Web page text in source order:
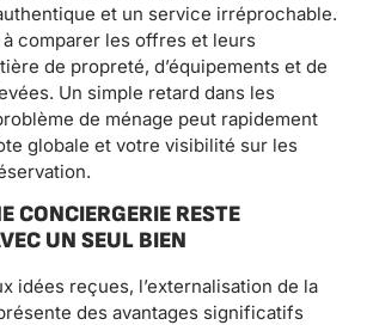
et un service irréprochable.
à comparer les offres et leurs
de propreté, d’équipements et de
Un simple retard dans les
de ménage peut rapidement
globale et votre visibilité sur les
CONCIERGERIE RESTE
UN SEUL BIEN
idées reçues, l’externalisation de la
des avantages significatifs